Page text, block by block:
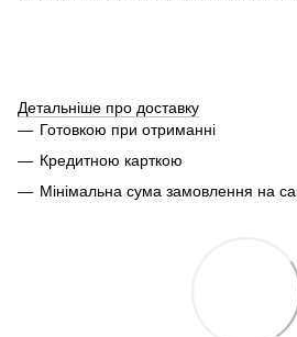
Детальніше про доставку
Готовкою при отриманні
Кредитною карткою
Мінімальна сума замовлення на